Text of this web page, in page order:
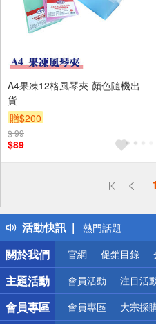
A4果凍12格風琴夾-顏色隨機出
貨
贈$200
$ 99
$89
1
活動快訊
偏遠地區配送
得獎公告
熱門話題
銀行優惠
偏遠地區配送
詐騙網頁！請小
關於我們
官網 促銷目錄
主題活動 會員活動 注目活
會員專區 會員專區 大宗採